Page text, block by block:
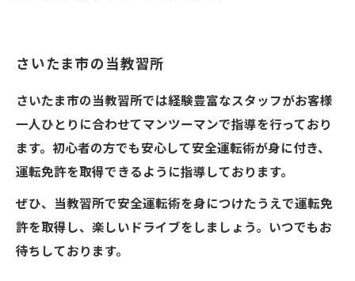
さいたま市の当教習所
さいたま市の当教習所では経験豊富なスタッフがお客様
一人ひとりに合わせてマンツーマンで指導を行っており
ます。初心者の方でも安心して安全運転術が身に付き、
運転免許を取得できるように指導しております。
ぜひ、当教習所で安全運転術を身につけたうえで運転免
許を取得し、楽しいドライブをしましょう。いつでもお
待ちしております。